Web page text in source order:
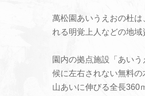
萬松園あいうえおの杜は
れる明覚上人などの地域
園内の拠点施設「あい
候に左右されない無料の
山あいに伸びる全長360